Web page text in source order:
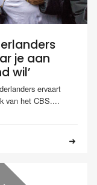
je aan
wil’
ervaart
van het CBS....